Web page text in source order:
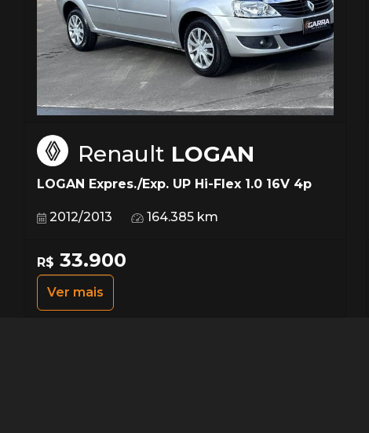
Renault LOGAN
LOGAN Expres./Exp. UP Hi-Flex 1.0 16V 4p
2012/2013 164.385 km
R$ 33.900
Ver mais